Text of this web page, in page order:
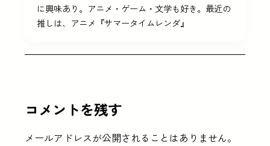
に興味あり。アニメ・ゲーム・文学も好き。最近の
推しは、アニメ『サマータイムレンダ』
コメントを残す
メールアドレスが公開されることはありません。